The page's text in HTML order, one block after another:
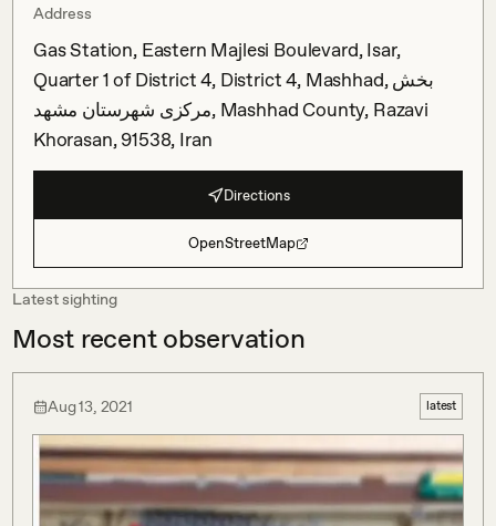
Address
Gas Station, Eastern Majlesi Boulevard, Isar,
Quarter 1 of District 4, District 4, Mashhad, بخش
مرکزی شهرستان مشهد, Mashhad County, Razavi
Khorasan, 91538, Iran
Directions
OpenStreetMap
Latest sighting
Most recent observation
Aug 13, 2021 latest